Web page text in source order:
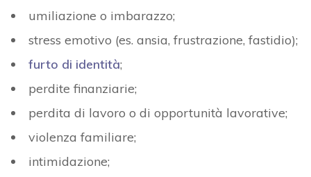
umiliazione o imbarazzo;
stress emotivo (es. ansia, frustrazione, fastidio);
furto di identità;
perdite finanziarie;
perdita di lavoro o di opportunità lavorative;
violenza familiare;
intimidazione;